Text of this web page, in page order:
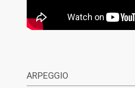
ARPEGGIO